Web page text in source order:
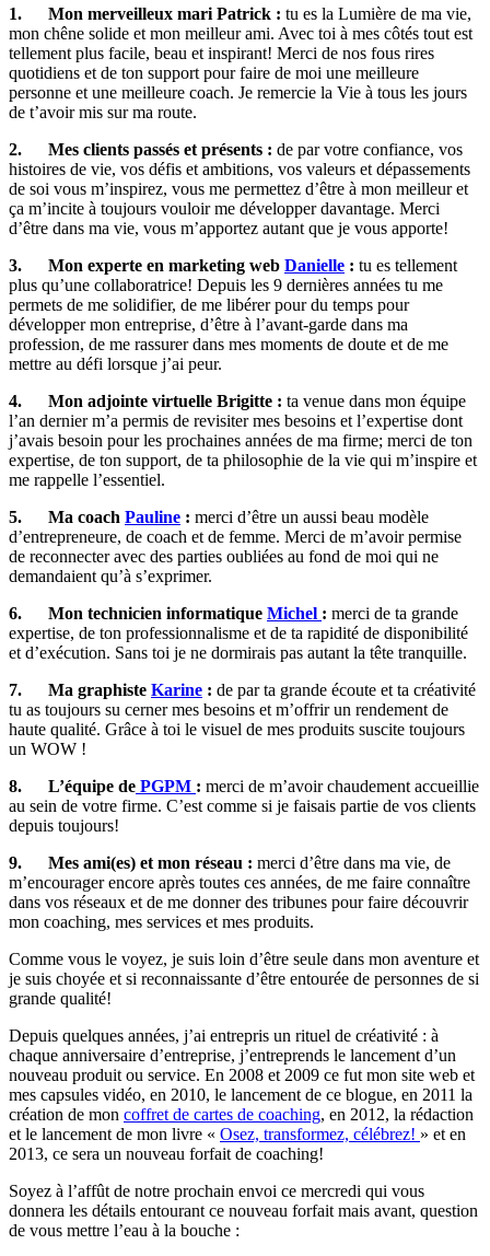
1. Mon merveilleux mari Patrick : tu es la Lumière de ma vie,
mon chêne solide et mon meilleur ami. Avec toi à mes côtés tout est
tellement plus facile, beau et inspirant! Merci de nos fous rires
quotidiens et de ton support pour faire de moi une meilleure
personne et une meilleure coach. Je remercie la Vie à tous les jours
de t’avoir mis sur ma route.
2. Mes clients passés et présents : de par votre confiance, vos
histoires de vie, vos défis et ambitions, vos valeurs et dépassements
de soi vous m’inspirez, vous me permettez d’être à mon meilleur et
ça m’incite à toujours vouloir me développer davantage. Merci
d’être dans ma vie, vous m’apportez autant que je vous apporte!
3. Mon experte en marketing web Danielle : tu es tellement
plus qu’une collaboratrice! Depuis les 9 dernières années tu me
permets de me solidifier, de me libérer pour du temps pour
développer mon entreprise, d’être à l’avant-garde dans ma
profession, de me rassurer dans mes moments de doute et de me
mettre au défi lorsque j’ai peur.
4. Mon adjointe virtuelle Brigitte : ta venue dans mon équipe
l’an dernier m’a permis de revisiter mes besoins et l’expertise dont
j’avais besoin pour les prochaines années de ma firme; merci de ton
expertise, de ton support, de ta philosophie de la vie qui m’inspire et
me rappelle l’essentiel.
5. Ma coach Pauline : merci d’être un aussi beau modèle
d’entrepreneure, de coach et de femme. Merci de m’avoir permise
de reconnecter avec des parties oubliées au fond de moi qui ne
demandaient qu’à s’exprimer.
6. Mon technicien informatique Michel : merci de ta grande
expertise, de ton professionnalisme et de ta rapidité de disponibilité
et d’exécution. Sans toi je ne dormirais pas autant la tête tranquille.
7. Ma graphiste Karine : de par ta grande écoute et ta créativité
tu as toujours su cerner mes besoins et m’offrir un rendement de
haute qualité. Grâce à toi le visuel de mes produits suscite toujours
un WOW !
8. L’équipe de PGPM : merci de m’avoir chaudement accueillie
au sein de votre firme. C’est comme si je faisais partie de vos clients
depuis toujours!
9. Mes ami(es) et mon réseau : merci d’être dans ma vie, de
m’encourager encore après toutes ces années, de me faire connaître
dans vos réseaux et de me donner des tribunes pour faire découvrir
mon coaching, mes services et mes produits.
Comme vous le voyez, je suis loin d’être seule dans mon aventure et
je suis choyée et si reconnaissante d’être entourée de personnes de si
grande qualité!
Depuis quelques années, j’ai entrepris un rituel de créativité : à
chaque anniversaire d’entreprise, j’entreprends le lancement d’un
nouveau produit ou service. En 2008 et 2009 ce fut mon site web et
mes capsules vidéo, en 2010, le lancement de ce blogue, en 2011 la
création de mon coffret de cartes de coaching, en 2012, la rédaction
et le lancement de mon livre « Osez, transformez, célébrez! » et en
2013, ce sera un nouveau forfait de coaching!
Soyez à l’affût de notre prochain envoi ce mercredi qui vous
donnera les détails entourant ce nouveau forfait mais avant, question
de vous mettre l’eau à la bouche :